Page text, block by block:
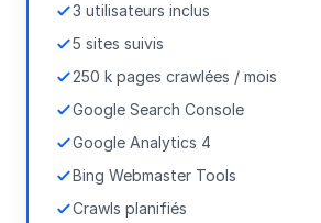
3 utilisateurs inclus
5 sites suivis
250 k pages crawlées / mois
Google Search Console
Google Analytics 4
Bing Webmaster Tools
Crawls planifiés